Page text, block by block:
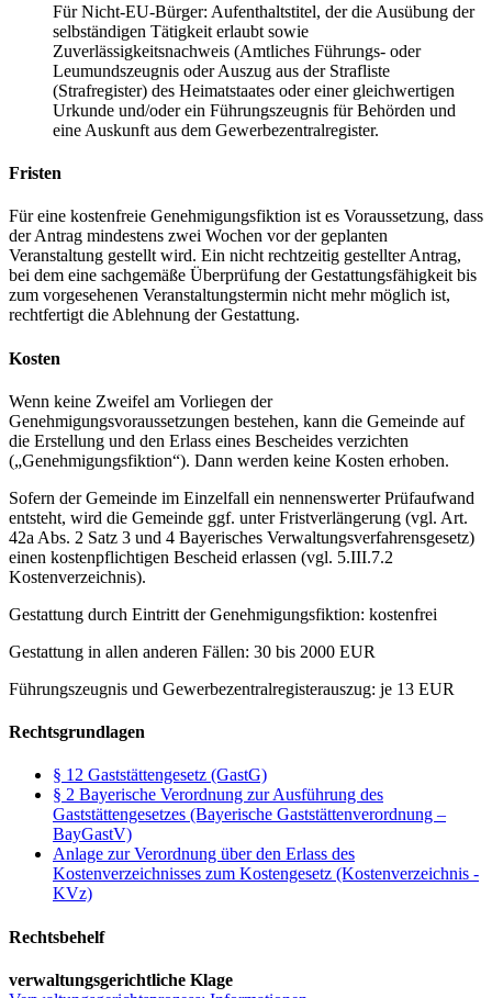
Für Nicht-EU-Bürger: Aufenthaltstitel, der die Ausübung der
selbständigen Tätigkeit erlaubt sowie
Zuverlässigkeitsnachweis (Amtliches Führungs- oder
Leumundszeugnis oder Auszug aus der Strafliste
(Strafregister) des Heimatstaates oder einer gleichwertigen
Urkunde und/oder ein Führungszeugnis für Behörden und
eine Auskunft aus dem Gewerbezentralregister.
Fristen
Für eine kostenfreie Genehmigungsfiktion ist es Voraussetzung, dass
der Antrag mindestens zwei Wochen vor der geplanten
Veranstaltung gestellt wird. Ein nicht rechtzeitig gestellter Antrag,
bei dem eine sachgemäße Überprüfung der Gestattungsfähigkeit bis
zum vorgesehenen Veranstaltungstermin nicht mehr möglich ist,
rechtfertigt die Ablehnung der Gestattung.
Kosten
Wenn keine Zweifel am Vorliegen der
Genehmigungsvoraussetzungen bestehen, kann die Gemeinde auf
die Erstellung und den Erlass eines Bescheides verzichten
(„Genehmigungsfiktion“). Dann werden keine Kosten erhoben.
Sofern der Gemeinde im Einzelfall ein nennenswerter Prüfaufwand
entsteht, wird die Gemeinde ggf. unter Fristverlängerung (vgl. Art.
42a Abs. 2 Satz 3 und 4 Bayerisches Verwaltungsverfahrensgesetz)
einen kostenpflichtigen Bescheid erlassen (vgl. 5.III.7.2
Kostenverzeichnis).
Gestattung durch Eintritt der Genehmigungsfiktion: kostenfrei
Gestattung in allen anderen Fällen: 30 bis 2000 EUR
Führungszeugnis und Gewerbezentralregisterauszug: je 13 EUR
Rechtsgrundlagen
§ 12 Gaststättengesetz (GastG)
§ 2 Bayerische Verordnung zur Ausführung des
Gaststättengesetzes (Bayerische Gaststättenverordnung –
BayGastV)
Anlage zur Verordnung über den Erlass des
Kostenverzeichnisses zum Kostengesetz (Kostenverzeichnis -
KVz)
Rechtsbehelf
verwaltungsgerichtliche Klage